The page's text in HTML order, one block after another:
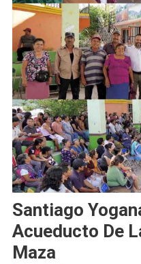
Santiago
Acueducto De
Maza